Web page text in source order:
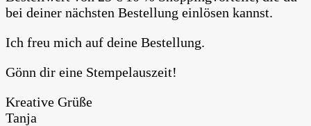
bei deiner nächsten Bestellung einlösen kannst.
Ich freu mich auf deine Bestellung.
Gönn dir eine Stempelauszeit!
Kreative Grüße
Tanja